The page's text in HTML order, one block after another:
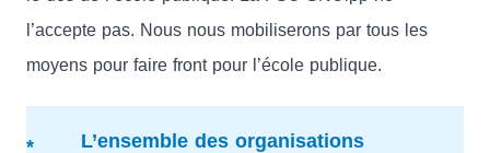
l’accepte pas. Nous nous mobiliserons par tous les
moyens pour faire front pour l’école publique.
L’ensemble des organisations